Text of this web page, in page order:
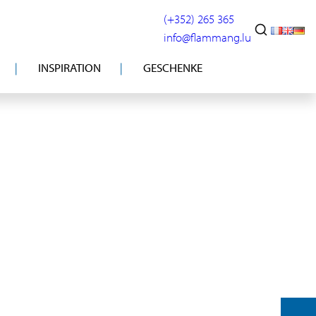
(+352) 265 365
info@flammang.lu
INSPIRATION GESCHENKE